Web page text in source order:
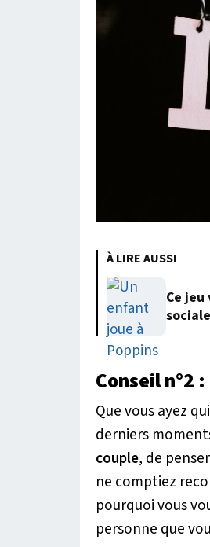
À LIRE AUSSI
Ce
sociale
Conseil n°2 :
Que vous ayez
derniers
couple, de
ne comptiez
pourquoi vous
personne que